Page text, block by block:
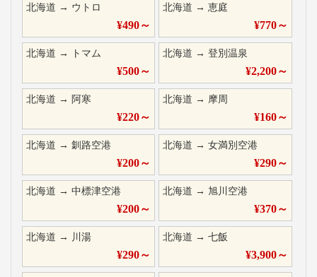
北海道 → ウトロ
¥490～
北海道 →恵庭
¥770～
北海道 → トマム
¥500～
北海道 →登別温泉
¥2,200～
北海道 → 阿寒
¥220～
北海道 → 摩周
¥160～
北海道 → 釧路空港
¥200～
北海道 →女満別空港
¥290～
北海道 → 中標津空港
¥200～
北海道 →旭川空港
¥370～
北海道 → 川湯
¥290～
北海道 →七飯
¥3,900～